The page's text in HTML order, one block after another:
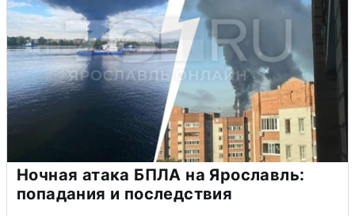
Ночная атака БПЛА на Ярославль:
попадания и последствия